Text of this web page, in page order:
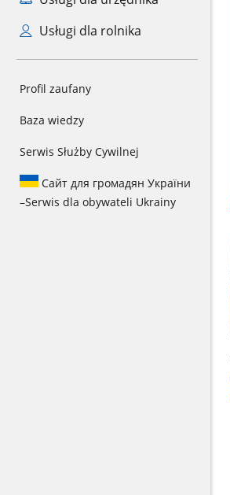
Usługi dla rolnika
Profil zaufany
Baza wiedzy
Serwis Służby Cywilnej
Сайт для громадян України
–Serwis dla obywateli Ukrainy